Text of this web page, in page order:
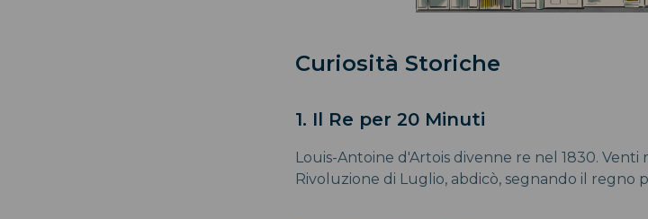
Curiosità Storiche
1. Il Re per 20 Minuti
Louis-Antoine d'Artois divenne re nel 1830.
Rivoluzione di Luglio, abdicò, segnando il regno